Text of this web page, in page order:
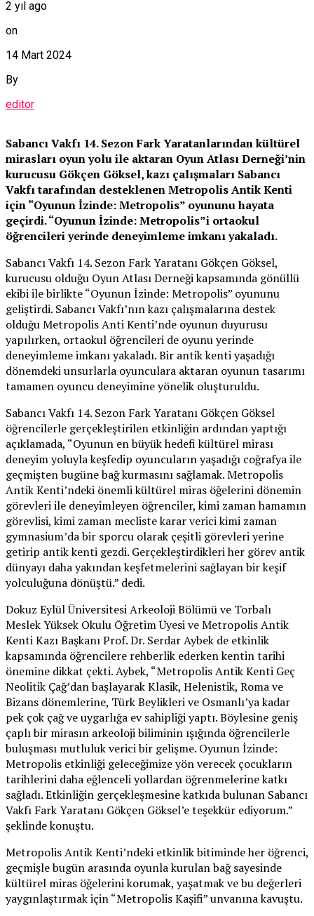
2 yıl ago
on
14 Mart 2024
By
editor
Sabancı Vakfı 14. Sezon Fark Yaratanlarından kültürel
mirasları oyun yolu ile aktaran Oyun Atlası Derneği’nin
kurucusu Gökçen Göksel, kazı çalışmaları Sabancı
Vakfı tarafından desteklenen Metropolis Antik Kenti
için “Oyunun İzinde: Metropolis” oyununu hayata
geçirdi. “Oyunun İzinde: Metropolis”i ortaokul
öğrencileri yerinde deneyimleme imkanı yakaladı.
Sabancı Vakfı 14. Sezon Fark Yaratanı Gökçen Göksel,
kurucusu olduğu Oyun Atlası Derneği kapsamında gönüllü
ekibi ile birlikte “Oyunun İzinde: Metropolis” oyununu
geliştirdi. Sabancı Vakfı’nın kazı çalışmalarına destek
olduğu Metropolis Anti Kenti’nde oyunun duyurusu
yapılırken, ortaokul öğrencileri de oyunu yerinde
deneyimleme imkanı yakaladı. Bir antik kenti yaşadığı
dönemdeki unsurlarla oyunculara aktaran oyunun tasarımı
tamamen oyuncu deneyimine yönelik oluşturuldu.
Sabancı Vakfı 14. Sezon Fark Yaratanı Gökçen Göksel
öğrencilerle gerçekleştirilen etkinliğin ardından yaptığı
açıklamada, “Oyunun en büyük hedefi kültürel mirası
deneyim yoluyla keşfedip oyuncuların yaşadığı coğrafya ile
geçmişten bugüne bağ kurmasını sağlamak. Metropolis
Antik Kenti’ndeki önemli kültürel miras öğelerini dönemin
görevleri ile deneyimleyen öğrenciler, kimi zaman hamamın
görevlisi, kimi zaman mecliste karar verici kimi zaman
gymnasium’da bir sporcu olarak çeşitli görevleri yerine
getirip antik kenti gezdi. Gerçekleştirdikleri her görev antik
dünyayı daha yakından keşfetmelerini sağlayan bir keşif
yolculuğuna dönüştü.” dedi.
Dokuz Eylül Üniversitesi Arkeoloji Bölümü ve Torbalı
Meslek Yüksek Okulu Öğretim Üyesi ve Metropolis Antik
Kenti Kazı Başkanı Prof. Dr. Serdar Aybek de etkinlik
kapsamında öğrencilere rehberlik ederken kentin tarihi
önemine dikkat çekti. Aybek, “Metropolis Antik Kenti Geç
Neolitik Çağ’dan başlayarak Klasik, Helenistik, Roma ve
Bizans dönemlerine, Türk Beylikleri ve Osmanlı’ya kadar
pek çok çağ ve uygarlığa ev sahipliği yaptı. Böylesine geniş
çaplı bir mirasın arkeoloji biliminin ışığında öğrencilerle
buluşması mutluluk verici bir gelişme. Oyunun İzinde:
Metropolis etkinliği geleceğimize yön verecek çocukların
tarihlerini daha eğlenceli yollardan öğrenmelerine katkı
sağladı. Etkinliğin gerçekleşmesine katkıda bulunan Sabancı
Vakfı Fark Yaratanı Gökçen Göksel’e teşekkür ediyorum.”
şeklinde konuştu.
Metropolis Antik Kenti’ndeki etkinlik bitiminde her öğrenci,
geçmişle bugün arasında oyunla kurulan bağ sayesinde
kültürel miras öğelerini korumak, yaşatmak ve bu değerleri
yaygınlaştırmak için “Metropolis Kaşifi” unvanına kavuştu.